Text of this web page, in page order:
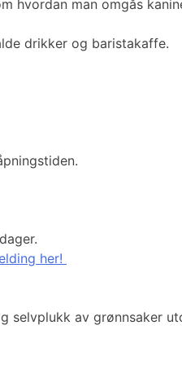
hvordan man omgås
drikker og baristakaffe.
her!
selvplukk av grønnsaker